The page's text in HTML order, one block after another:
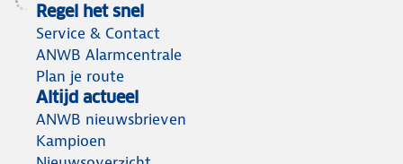
Regel het snel
Service & Contact
ANWB Alarmcentrale
Plan je route
Altijd actueel
ANWB nieuwsbrieven
Kampioen